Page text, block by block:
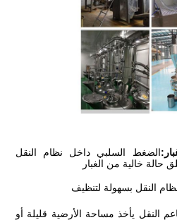
حالة خالية من الغبار
النقل بسهولة لتنظيف